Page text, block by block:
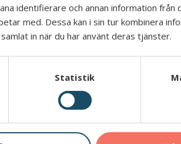
identifierare och annan information från
med. Dessa kan i sin tur kombinera
in när du har använt deras tjänster.
Statistik
Groups långsiktiga